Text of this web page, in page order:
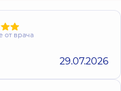
от врача
29.07.2026